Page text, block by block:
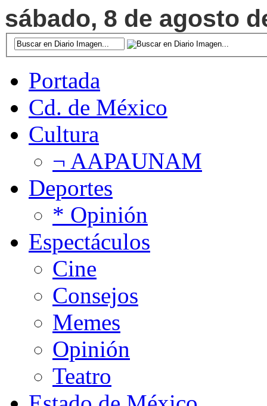
sábado, 8 de agosto
Portada
Cd. de México
Cultura
¬ AAPAUNAM
Deportes
* Opinión
Espectáculos
Cine
Consejos
Memes
Opinión
Teatro